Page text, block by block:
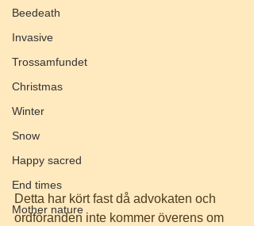
Beedeath
Invasive
Trossamfundet
Christmas
Winter
Snow
Happy sacred
End times
Mother nature
Detta har kört fast då advokaten och
ordföranden inte kommer överens om